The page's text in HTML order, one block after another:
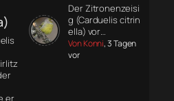
er
Der Zitronenzeisi
g (Carduelis citrin
ella) vor…
Von Konni, 3 Tagen
vor